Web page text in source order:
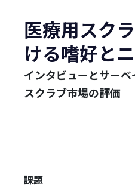
医療用スク
ける嗜好と
インタビューとサー
スクラブ市場の評価
課題